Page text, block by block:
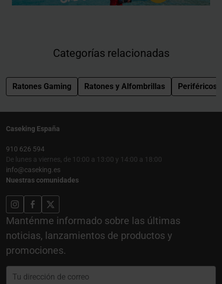
Categorías relacionadas
Ratones Gaming Ratones y Alfombrillas Periféricos
Caseking España
910 626 594
De lunes a viernes, de 10:00 a 13:00 y 14:00 a 18:00
info@caseking.es
Nuestras comunidades
Manténme informado sobre las últimas
noticias, lanzamientos de productos y
promociones.